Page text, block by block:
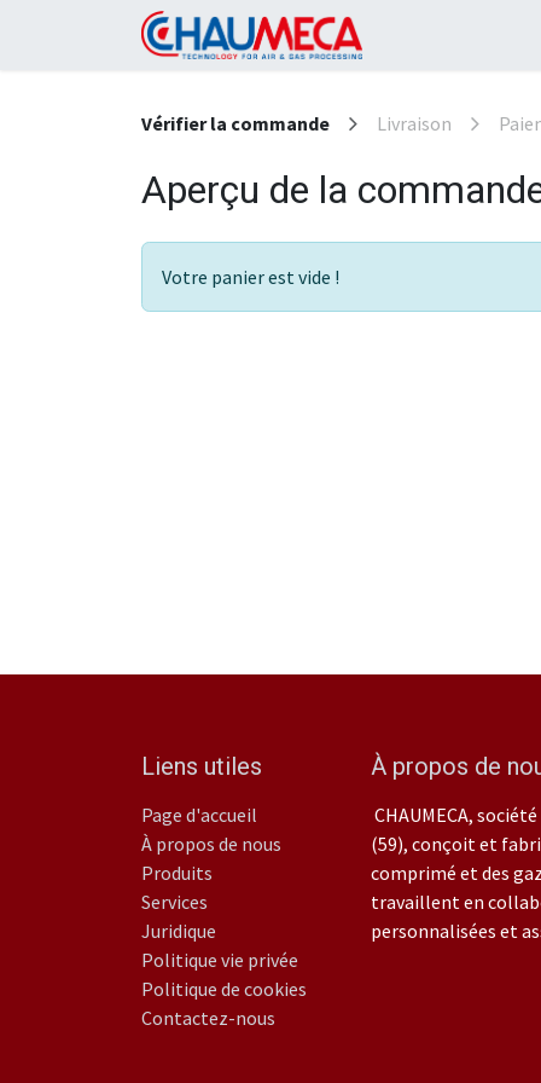
Se rendre au contenu
Vérifier la commande Livraison
Aperçu de la
Votre panier est vide !
Liens utiles
Page d'accueil
À propos de nous
Produits
Services
Juridique
Politique vie privée
Politique de cookies
Contactez-nous
À propos de
CHAUMECA,
(59), conçoit et
comprimé et des
travaillent en
personnalisées et